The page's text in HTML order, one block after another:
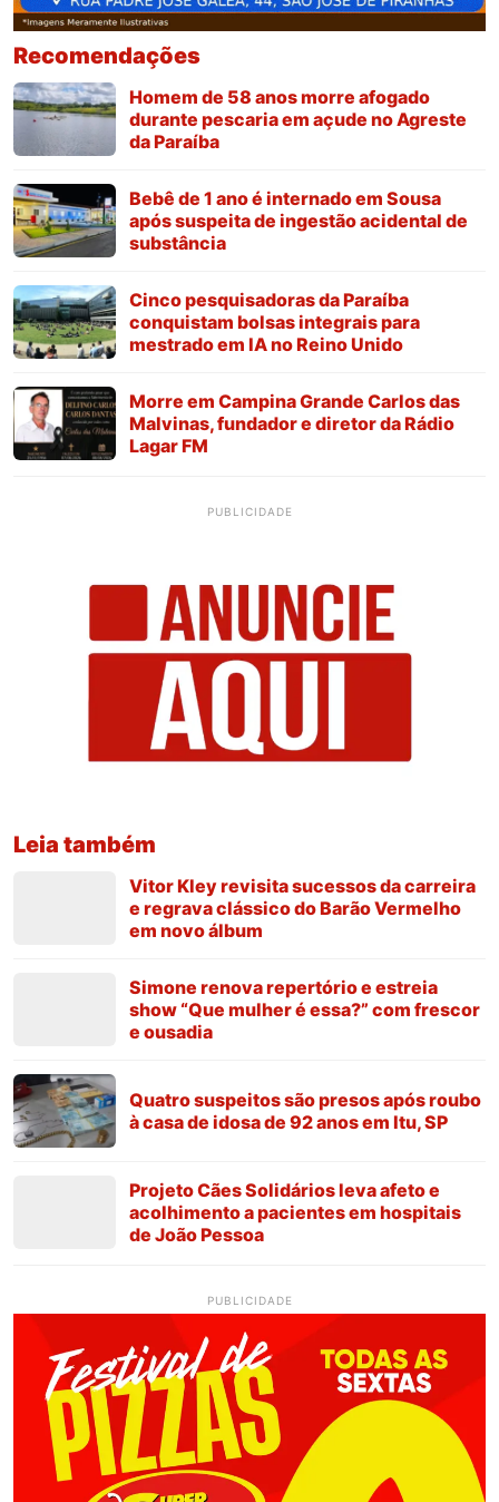
Recomendações
Homem de 58 anos morre afogado
durante pescaria em açude no Agreste
da Paraíba
Bebê de 1 ano é internado em Sousa
após suspeita de ingestão acidental de
substância
Cinco pesquisadoras da Paraíba
conquistam bolsas integrais para
mestrado em IA no Reino Unido
Morre em Campina Grande Carlos das
Malvinas, fundador e diretor da Rádio
Lagar FM
PUBLICIDADE
Leia também
Vitor Kley revisita sucessos da carreira
e regrava clássico do Barão Vermelho
em novo álbum
Simone renova repertório e estreia
show “Que mulher é essa?” com frescor
e ousadia
Quatro suspeitos são presos após roubo
à casa de idosa de 92 anos em Itu, SP
Projeto Cães Solidários leva afeto e
acolhimento a pacientes em hospitais
de João Pessoa
PUBLICIDADE